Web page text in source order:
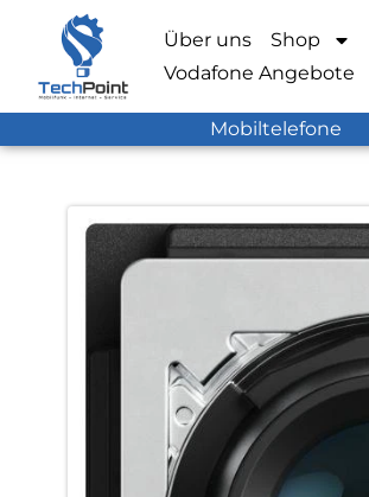
Über uns Shop
Vodafone Angebote
Mobiltelefone